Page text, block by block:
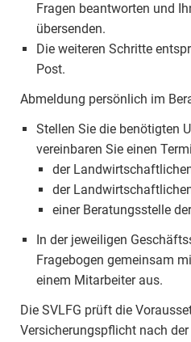
Fragen beantworten und
übersenden.
Die weiteren Schritte
Post.
Abmeldung persönlich im
Stellen Sie die benötigten
vereinbaren Sie einen
der
der
einer Beratungsstelle
In der jeweiligen
Fragebogen gemeinsam
einem Mitarbeiter aus.
Die SVLFG prüft die
Versicherungspflicht nach